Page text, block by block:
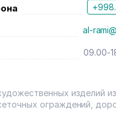
al-
09.00-
изделий
ограждений,